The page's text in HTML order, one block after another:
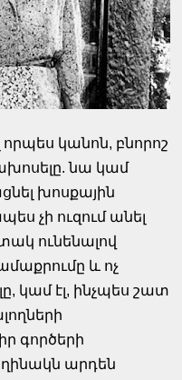
կանոն, բնորոշ
նա կամ
խոսքային
չի ուզում անել
ունենալով
և ոչ
կամ էլ, ինչպես շատ
գործերի
արդեն